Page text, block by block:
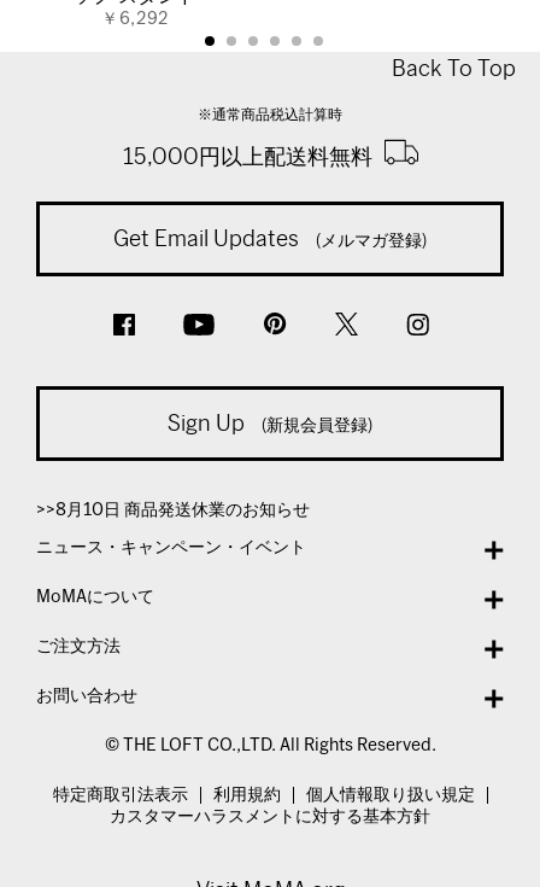
￥6,292
Back To Top
※通常商品税込計算時
15,000円以上配送料無料
Get Email Updates (メルマガ登録)
Sign Up (新規会員登録)
>>8月10日 商品発送休業のお知らせ
ニュース・キャンペーン・イベント
MoMAについて
ご注文方法
お問い合わせ
© THE LOFT CO.,LTD. All Rights Reserved.
特定商取引法表示 利用規約
個人情報取り扱い規定
カスタマーハラスメントに対する基本方針